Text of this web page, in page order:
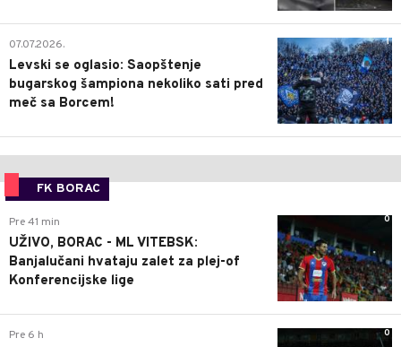
1
07.07.2026.
Levski se oglasio: Saopštenje
bugarskog šampiona nekoliko sati pred
meč sa Borcem!
FK BORAC
0
Pre 41 min
UŽIVO, BORAC - ML VITEBSK:
Banjalučani hvataju zalet za plej-of
Konferencijske lige
0
Pre 6 h